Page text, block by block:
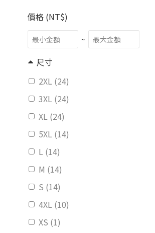
價格 (NT$)
~
尺寸
2XL (24)
3XL (24)
XL (24)
5XL (14)
L (14)
M (14)
S (14)
4XL (10)
XS (1)